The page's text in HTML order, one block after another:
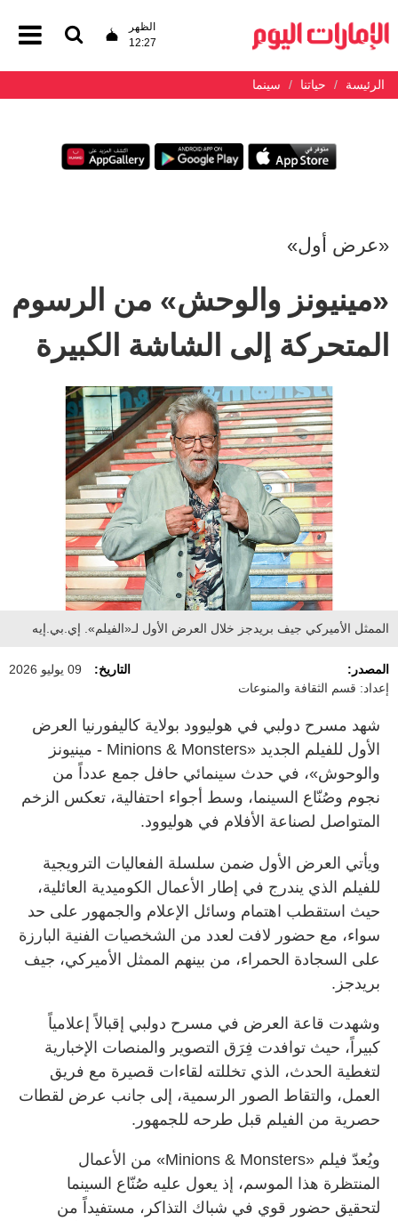
الظهر
12:27
الرئيسة حياتنا سينما
«عرض أول»
«مينيونز والوحش» من الرسوم
المتحركة إلى الشاشة الكبيرة
الممثل الأميركي جيف بريدجز خلال العرض الأول لـ«الفيلم». إي.بي.إيه
المصدر:
إعداد: قسم الثقافة والمنوعات
التاريخ: 09 يوليو 2026
شهد مسرح دولبي في هوليوود بولاية كاليفورنيا العرض
الأول للفيلم الجديد «Minions & Monsters - مينيونز
والوحوش»، في حدث سينمائي حافل جمع عدداً من
نجوم وصُنّاع السينما، وسط أجواء احتفالية، تعكس الزخم
المتواصل لصناعة الأفلام في هوليوود.
ويأتي العرض الأول ضمن سلسلة الفعاليات الترويجية
للفيلم الذي يندرج في إطار الأعمال الكوميدية العائلية،
حيث استقطب اهتمام وسائل الإعلام والجمهور على حد
سواء، مع حضور لافت لعدد من الشخصيات الفنية البارزة
على السجادة الحمراء، من بينهم الممثل الأميركي، جيف
بريدجز.
وشهدت قاعة العرض في مسرح دولبي إقبالاً إعلامياً
كبيراً، حيث توافدت فِرَق التصوير والمنصات الإخبارية
لتغطية الحدث، الذي تخللته لقاءات قصيرة مع فريق
العمل، والتقاط الصور الرسمية، إلى جانب عرض لقطات
حصرية من الفيلم قبل طرحه للجمهور.
ويُعدّ فيلم «Minions & Monsters» من الأعمال
المنتظرة هذا الموسم، إذ يعول عليه صُنّاع السينما
لتحقيق حضور قوي في شباك التذاكر، مستفيداً من